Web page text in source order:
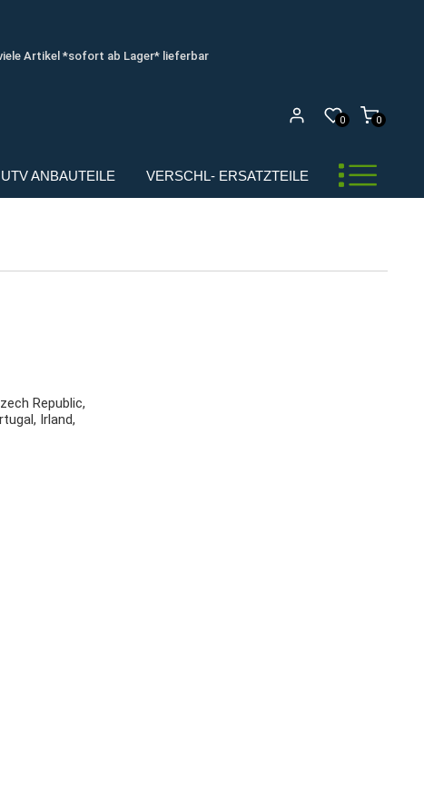
Artikel *sofort ab Lager* lieferbar
0
0
ANBAUTEILE VERSCHL- ERSATZTEILE
Republic,
Irland,